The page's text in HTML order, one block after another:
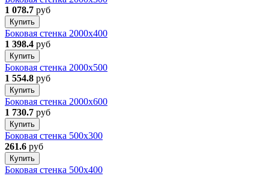
1 078.7 руб
Купить
Боковая стенка 2000x400
1 398.4 руб
Купить
Боковая стенка 2000x500
1 554.8 руб
Купить
Боковая стенка 2000x600
1 730.7 руб
Купить
Боковая стенка 500x300
261.6 руб
Купить
Боковая стенка 500x400